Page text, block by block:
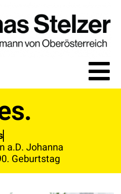
a.D. Johanna
Geburtstag